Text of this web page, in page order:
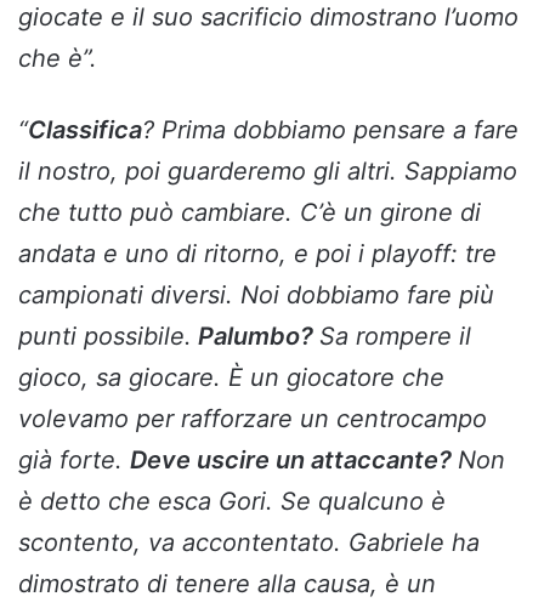
giocate e il suo sacrificio dimostrano l’uomo
che è”.
“Classifica? Prima dobbiamo pensare a fare
il nostro, poi guarderemo gli altri. Sappiamo
che tutto può cambiare. C’è un girone di
andata e uno di ritorno, e poi i playoff: tre
campionati diversi. Noi dobbiamo fare più
punti possibile. Palumbo? Sa rompere il
gioco, sa giocare. È un giocatore che
volevamo per rafforzare un centrocampo
già forte. Deve uscire un attaccante? Non
è detto che esca Gori. Se qualcuno è
scontento, va accontentato. Gabriele ha
dimostrato di tenere alla causa, è un